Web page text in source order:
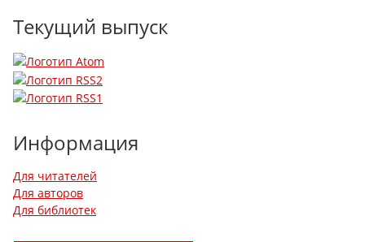
Текущий выпуск
Информация
Для читателей
Для авторов
Для библиотек